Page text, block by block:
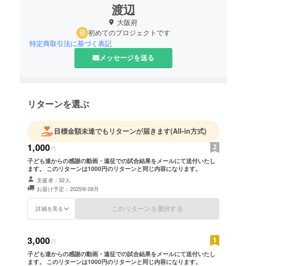
渡辺
大阪府
初めてのプロジェクトです
特定商取引法に基づく表記
メッセージを送る
リターンを選ぶ
目標金額未達でもリターンが届きます(All-in方式)
1,000円
子ども達からの感謝の動画・遠征での試合結果をメールにて送付いたし
ます。 このリターンは1000円のリターンと同じ内容になります。
支援者：32人
お届け予定：2025年09月
詳細を見る このリターンを選択する
3,000円
子ども達からの感謝の動画・遠征での試合結果をメールにて送付いたし
ます。 このリターンは1000円のリターンと同じ内容になります。